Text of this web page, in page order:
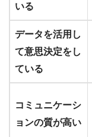
いる
データを活用し
て意思決定をし
ている
コミュニケーシ
ョンの質が高い